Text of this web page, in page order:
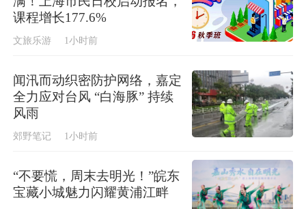
课程增长177.6%
文旅乐游 1小时前
闻汛而动织密防护网络，嘉定
全力应对台风 “白海豚” 持续
风雨
郊野笔记 1小时前
“不要慌，周末去明光！”皖东
宝藏小城魅力闪耀黄浦江畔